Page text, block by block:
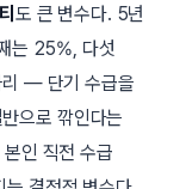
도 큰 변수다. 5년
는 25%, 다섯
리 — 단기 수급을
으로 깎인다는
인 직전 수급